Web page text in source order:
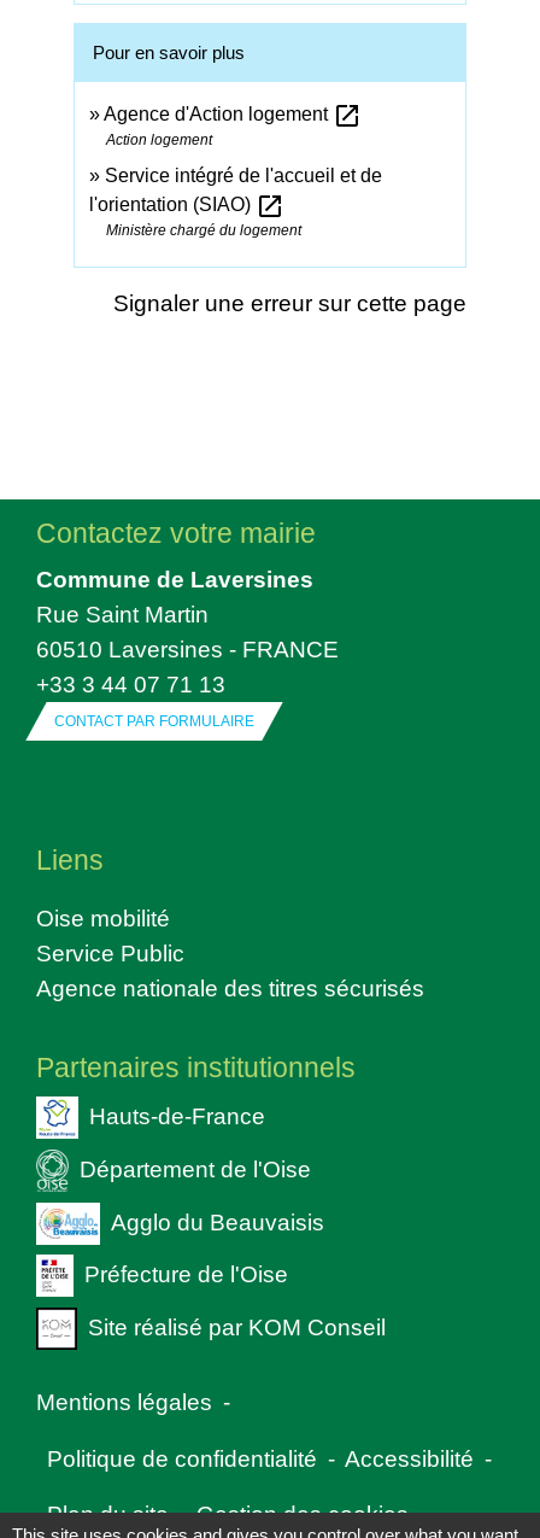
Pour en savoir plus
Agence d'Action logement open_in_new
Action logement
Service intégré de l'accueil et de
l'orientation (SIAO) open_in_new
Ministère chargé du logement
Signaler une erreur sur cette page
Contactez votre mairie
Commune de Laversines
Rue Saint Martin
60510 Laversines - FRANCE
+33 3 44 07 71 13
CONTACT PAR FORMULAIRE
Liens
Oise mobilité
Service Public
Agence nationale des titres sécurisés
Partenaires institutionnels
Hauts-de-France
Département de l'Oise
Agglo du Beauvaisis
Préfecture de l'Oise
Site réalisé par KOM Conseil
Mentions légales -
Politique de confidentialité - Accessibilité -
Plan du site - Gestion des cookies